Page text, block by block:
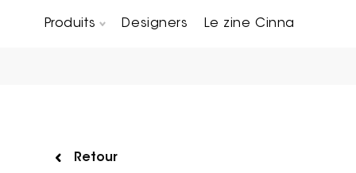
Produits Designers Le zine Cinna
Retour